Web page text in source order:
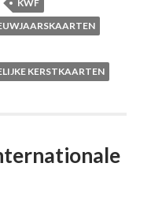
KWF
KERSTKAARTEN